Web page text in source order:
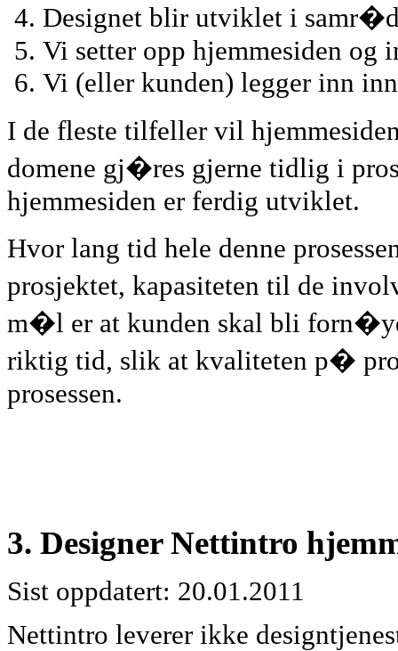
Designet blir utviklet i
Vi setter opp hjemmesiden og
Vi (eller kunden) legger inn
I de fleste tilfeller vil
domene gj�res gjerne tidlig i
hjemmesiden er ferdig utviklet.
Hvor lang tid hele denne
prosjektet, kapasiteten til de
m�l er at kunden skal bli
riktig tid, slik at kvaliteten p�
prosessen.
3. Designer Nettintro
Sist oppdatert: 20.01.2011
Nettintro leverer ikke